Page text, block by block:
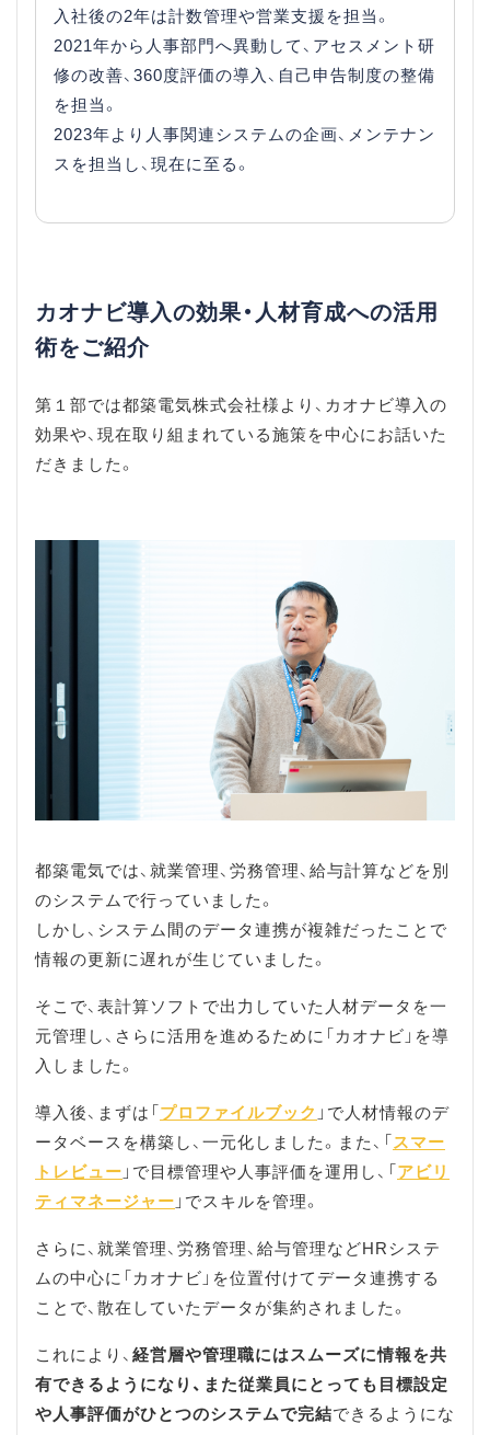
入社後の2年は計数管理や営業支援を担当。
2021年から人事部門へ異動して、アセスメント研
修の改善、360度評価の導入、自己申告制度の整備
を担当。
2023年より人事関連システムの企画、メンテナン
スを担当し、現在に至る。
カオナビ導入の効果・人材育成への活用
術をご紹介
第１部では都築電気株式会社様より、カオナビ導入の
効果や、現在取り組まれている施策を中心にお話いた
だきました。
都築電気では、就業管理、労務管理、給与計算などを別
のシステムで行っていました。
しかし、システム間のデータ連携が複雑だったことで
情報の更新に遅れが生じていました。
そこで、表計算ソフトで出力していた人材データを一
元管理し、さらに活用を進めるために「カオナビ」を導
入しました。
導入後、まずは「プロファイルブック」で人材情報のデ
ータベースを構築し、一元化しました。また、「スマー
トレビュー」で目標管理や人事評価を運用し、「アビリ
ティマネージャー」でスキルを管理。
さらに、就業管理、労務管理、給与管理などHRシステ
ムの中心に「カオナビ」を位置付けてデータ連携する
ことで、散在していたデータが集約されました。
これにより、経営層や管理職にはスムーズに情報を共
有できるようになり、また従業員にとっても目標設定
や人事評価がひとつのシステムで完結できるようにな